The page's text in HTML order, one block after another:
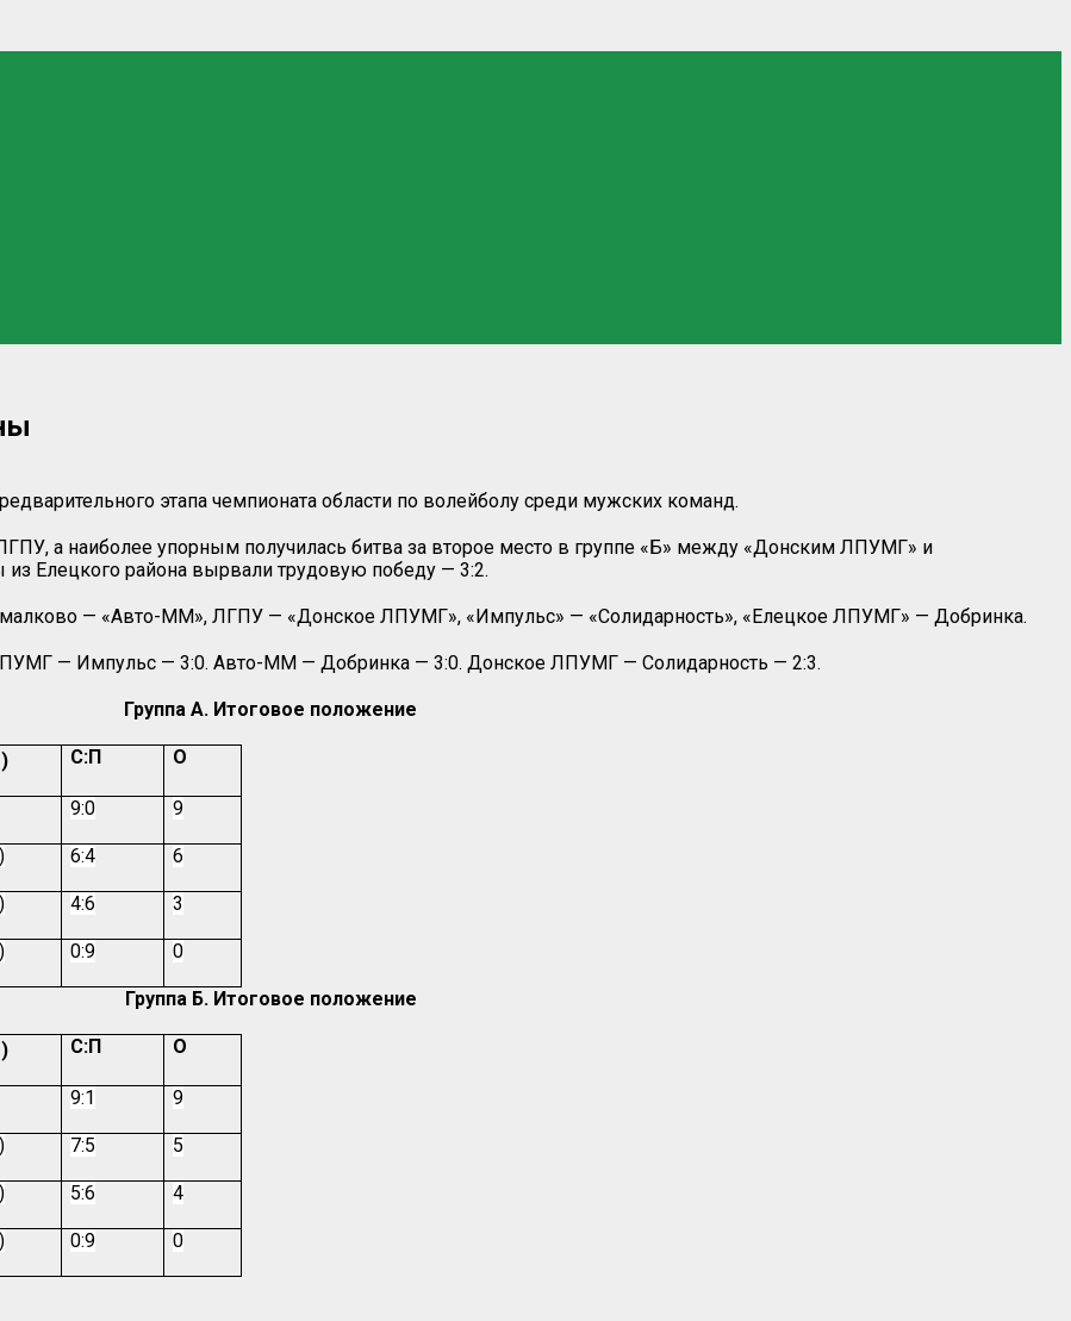
этапа чемпионата области по волейболу среди мужских команд.
а наиболее упорным получилась битва за второе место в группе «Б» между «Донским ЛПУМГ» и
из Елецкого района вырвали трудовую победу — 3:2.
— «Авто-ММ», ЛГПУ — «Донское ЛПУМГ», «Импульс» — «Солидарность», «Елецкое ЛПУМГ» — Добринка.
— Импульс — 3:0. Авто-ММ — Добринка — 3:0. Донское ЛПУМГ — Солидарность — 2:3.
Группа А. Итоговое положение
) С:П О
9:0 9
6:4 6
4:6 3
0:9 0
Группа Б. Итоговое положение
) С:П О
9:1 9
7:5 5
5:6 4
0:9 0